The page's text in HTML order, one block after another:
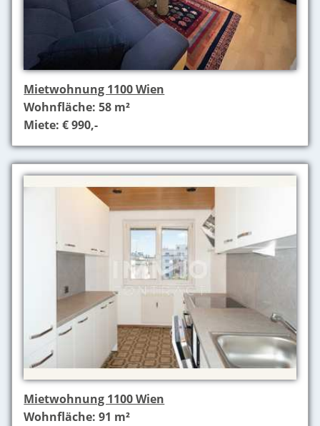
Mietwohnung 1100 Wien
Wohnfläche: 58 m²
Miete: € 990,-
Mietwohnung 1100 Wien
Wohnfläche: 91 m²